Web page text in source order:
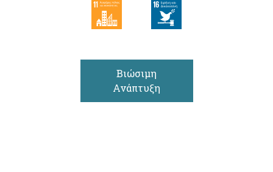
Βιώσιμη
Ανάπτυξη